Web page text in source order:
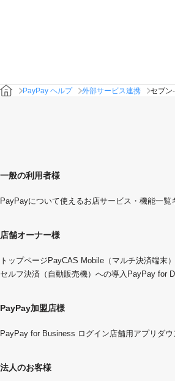
PayPay ヘルプ 外部サービス連携 セブン
一般の利用者様
PayPayについて使えるお店サービス・機能一覧
店舗オーナー様
トップページ PayCAS Mobile（マルチ決済端末
セルフ決済（自動販売機）への導入 PayPay for
PayPay加盟店様
PayPay for Business ログイン店舗用アプリダウ
法人のお客様